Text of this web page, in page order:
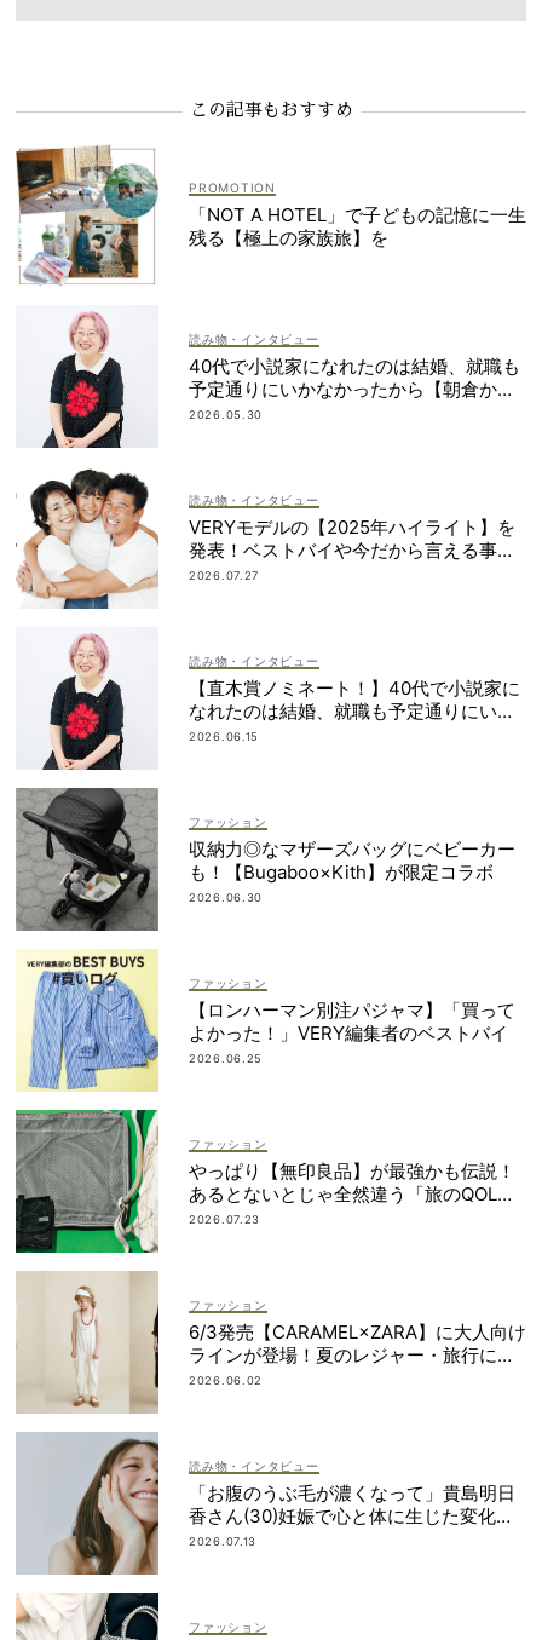
この記事もおすすめ
「NOT A HOTEL」で子どもの記憶に一生
残る【極上の家族旅】を
読み物・インタビュー
40代で小説家になれたのは結婚、就職も
予定通りにいかなかったから【朝倉かす
みさん】
2026.05.30
読み物・インタビュー
VERYモデルの【2025年ハイライト】を
発表！ベストバイや今だから言える事件
簿も大公開
2026.07.27
読み物・インタビュー
【直木賞ノミネート！】40代で小説家に
なれたのは結婚、就職も予定通りにいか
なかったから｜朝倉かすみさん
2026.06.15
ファッション
収納力◎なマザーズバッグにベビーカー
も！【Bugaboo×Kith】が限定コラボ
2026.06.30
ファッション
【ロンハーマン別注パジャマ】「買って
よかった！」VERY編集者のベストバイ
2026.06.25
ファッション
やっぱり【無印良品】が最強かも伝説！
あるとないとじゃ全然違う「旅のQOL爆
上げアイテム」
2026.07.23
ファッション
6/3発売【CARAMEL×ZARA】に大人向け
ラインが登場！夏のレジャー・旅行にも
おすすめ
2026.06.02
読み物・インタビュー
「お腹のうぶ毛が濃くなって」貴島明日
香さん(30)妊娠で心と体に生じた変化も
「愛しいです」
2026.07.13
ファッション